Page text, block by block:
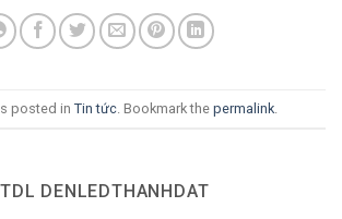
posted in Tin tức. Bookmark the permalink.
TDL DENLEDTHANHDAT